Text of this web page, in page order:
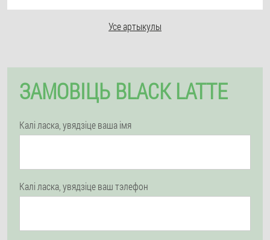
Усе артыкулы
ЗАМОВІЦЬ BLACK LATTE
Калі ласка, увядзіце ваша імя
Калі ласка, увядзіце ваш тэлефон